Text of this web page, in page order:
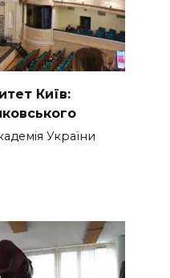
Київ:
України